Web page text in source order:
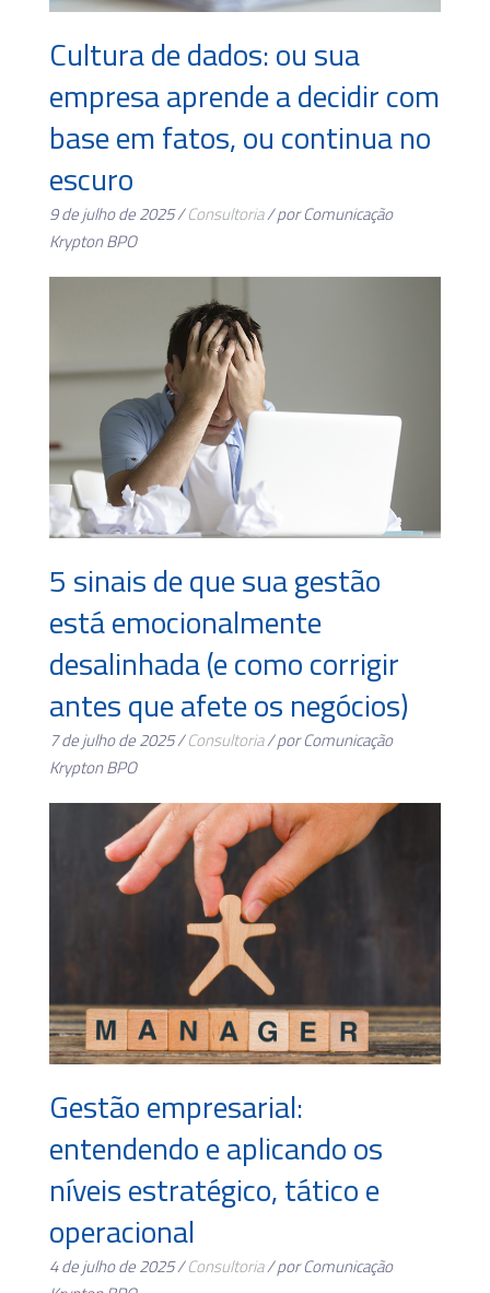
Cultura de dados: ou sua
empresa aprende a decidir com
base em fatos, ou continua no
escuro
9 de julho de 2025 /Consultoria/ por Comunicação
Krypton BPO
5 sinais de que sua gestão
está emocionalmente
desalinhada (e como corrigir
antes que afete os negócios)
7 de julho de 2025 /Consultoria/ por Comunicação
Krypton BPO
Gestão empresarial:
entendendo e aplicando os
níveis estratégico, tático e
operacional
4 de julho de 2025 /Consultoria/ por Comunicação